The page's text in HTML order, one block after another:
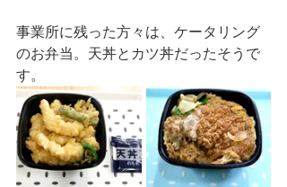
事業所に残った方々は、ケータリング
のお弁当。天丼とカツ丼だったそうで
す。